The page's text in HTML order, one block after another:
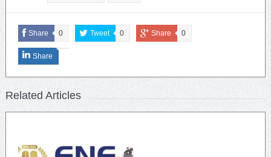
Share 0 Tweet 0 Share 0
Share
Related Articles